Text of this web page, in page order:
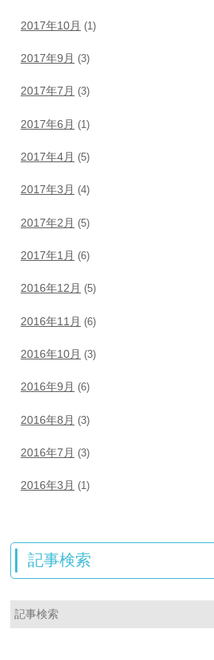
2017年10月 (1)
2017年9月 (3)
2017年7月 (3)
2017年6月 (1)
2017年4月 (5)
2017年3月 (4)
2017年2月 (5)
2017年1月 (6)
2016年12月 (5)
2016年11月 (6)
2016年10月 (3)
2016年9月 (6)
2016年8月 (3)
2016年7月 (3)
2016年3月 (1)
記事検索